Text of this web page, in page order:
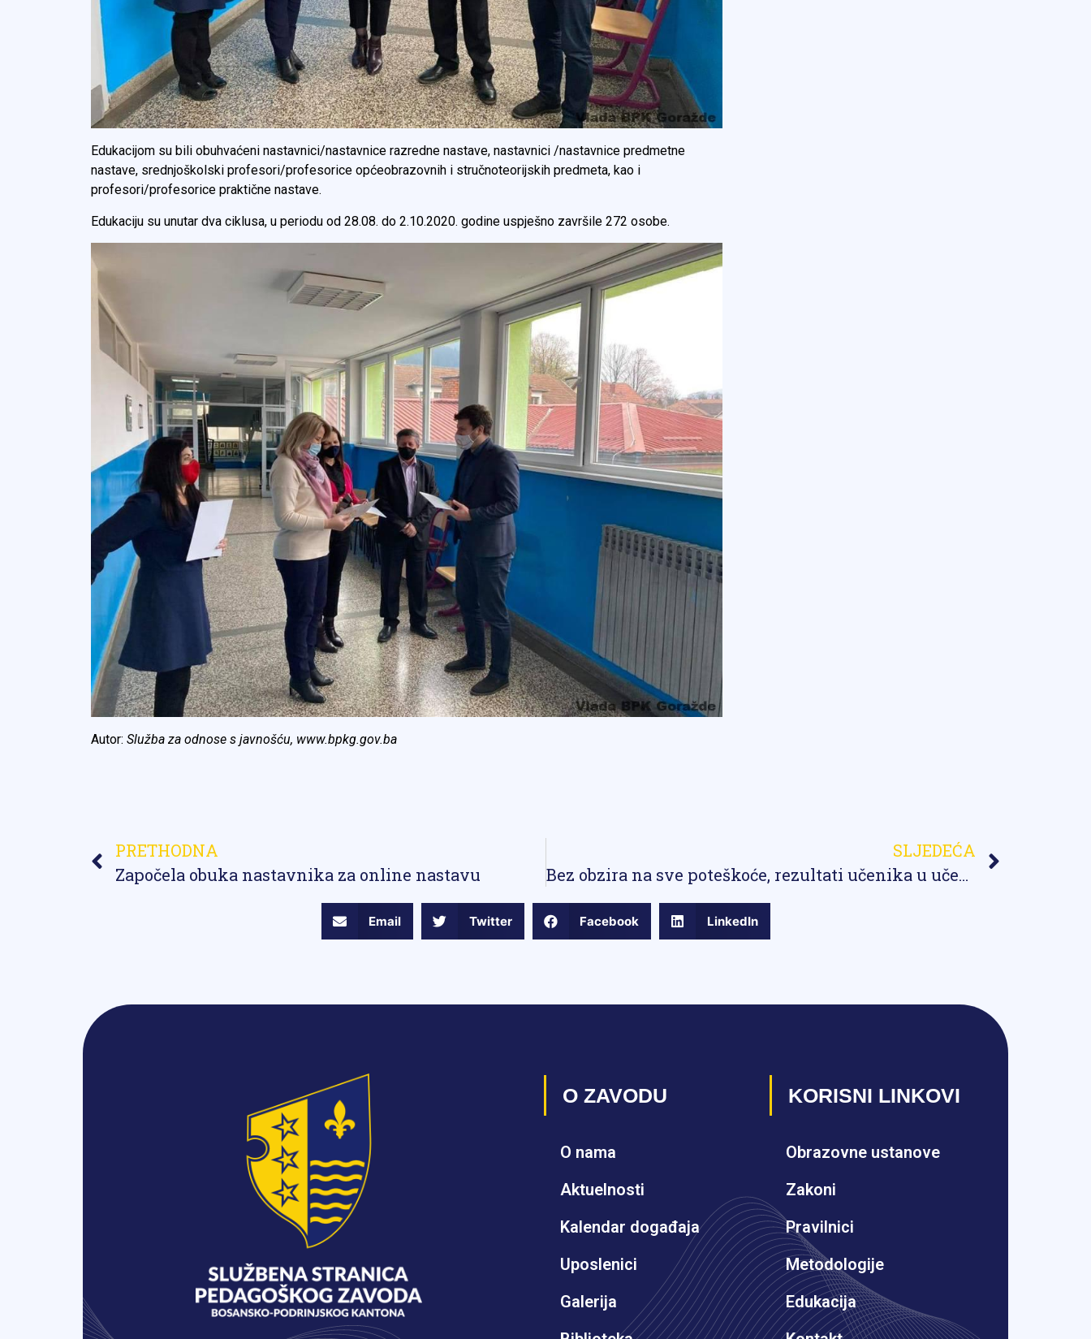
Edukacijom su bili obuhvaćeni nastavnici/nastavnice razredne nastave, nastavnici /nastavnice predmetne
nastave, srednjoškolski profesori/profesorice općeobrazovnih i stručnoteorijskih predmeta, kao i
profesori/profesorice praktične nastave.
Edukaciju su unutar dva ciklusa, u periodu od 28.08. do 2.10.2020. godine uspješno završile 272 osobe.
Autor: Služba za odnose s javnošću, www.bpkg.gov.ba
PRETHODNA
Započela obuka nastavnika za online nastavu
SLJEDEĆA
Bez obzira na sve poteškoće, rezultati učenika u učenju i vladanju zadovoljavajući
Email Twitter Facebook LinkedIn
O ZAVODU
O nama
Aktuelnosti
Kalendar događaja
Uposlenici
Galerija
KORISNI LINKOVI
Obrazovne ustanove
Zakoni
Pravilnici
Metodologije
Edukacija